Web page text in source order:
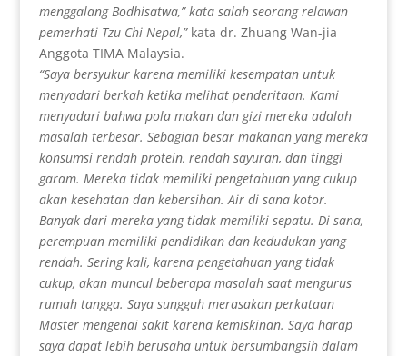
menggalang Bodhisatwa,” kata salah seorang relawan
pemerhati Tzu Chi Nepal,”kata dr. Zhuang Wan-jia
Anggota TIMA Malaysia.
“Saya bersyukur karena memiliki kesempatan untuk
menyadari berkah ketika melihat penderitaan. Kami
menyadari bahwa pola makan dan gizi mereka adalah
masalah terbesar. Sebagian besar makanan yang mereka
konsumsi rendah protein, rendah sayuran, dan tinggi
garam. Mereka tidak memiliki pengetahuan yang cukup
akan kesehatan dan kebersihan. Air di sana kotor.
Banyak dari mereka yang tidak memiliki sepatu. Di sana,
perempuan memiliki pendidikan dan kedudukan yang
rendah. Sering kali, karena pengetahuan yang tidak
cukup, akan muncul beberapa masalah saat mengurus
rumah tangga. Saya sungguh merasakan perkataan
Master mengenai sakit karena kemiskinan. Saya harap
saya dapat lebih berusaha untuk bersumbangsih dalam